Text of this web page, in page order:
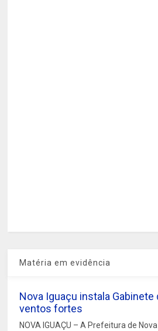
Matéria em evidência
Nova Iguaçu instala Gabinete
ventos fortes
NOVA IGUAÇU – A Prefeitura de